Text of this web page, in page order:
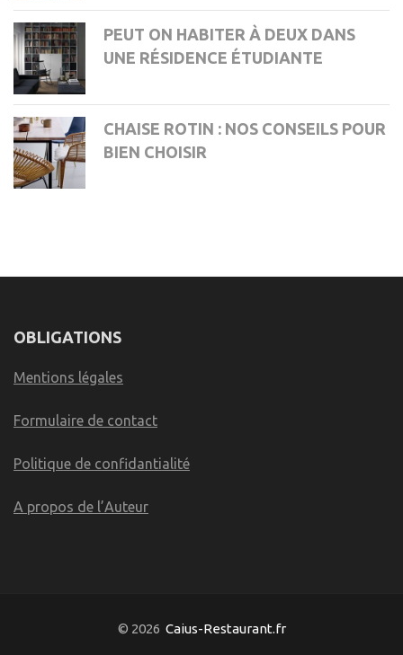
PEUT ON HABITER À DEUX DANS
UNE RÉSIDENCE ÉTUDIANTE
CHAISE ROTIN : NOS CONSEILS POUR
BIEN CHOISIR
OBLIGATIONS
Mentions légales
Formulaire de contact
Politique de confidantialité
A propos de l’Auteur
© 2026 Caius-Restaurant.fr